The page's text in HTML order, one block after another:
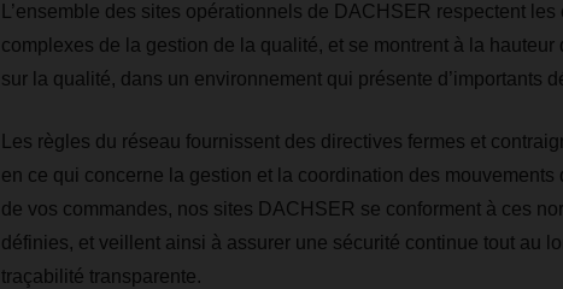
L’ensemble des sites opérationnels de DACHSER respectent
complexes de la gestion de la qualité, et se montrent à la
sur la qualité, dans un environnement qui présente d’importants
Les règles du réseau fournissent des directives fermes et
en ce qui concerne la gestion et la coordination des
de vos commandes, nos sites DACHSER se conforment à ces
définies, et veillent ainsi à assurer une sécurité continue tout au
traçabilité transparente.